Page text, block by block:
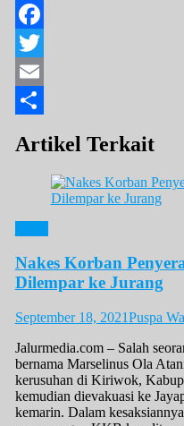
Facebook
Twitter
Email
Artikel Terkait
Nakes Korban
Dilempar ke Jurang
September 18, 2021Puspa
Jalurmedia.com – Salah
bernama Marselinus Ola
kerusuhan di Kiriwok,
kemudian dievakuasi ke
kemarin. Dalam